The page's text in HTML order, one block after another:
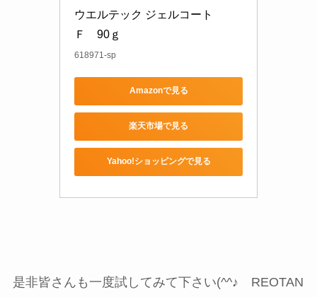
ウエルテック ジェルコート
Ｆ　90ｇ
618971-sp
Amazonで見る
楽天市場で見る
Yahoo!ショッピングで見る
是非皆さんも一度試してみて下さい(^^♪ REOTAN